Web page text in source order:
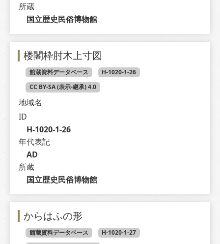
所蔵
国立歴史民俗博物館
楼閣枠肘木上寸図
館蔵資料データベース
H-1020-1-26
CC BY-SA (表示-継承) 4.0
地域名
ID
H-1020-1-26
年代表記
AD
所蔵
国立歴史民俗博物館
からはふの形
館蔵資料データベース
H-1020-1-27